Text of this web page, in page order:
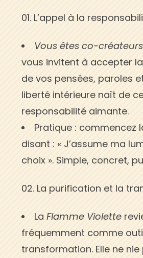
L’appel à la
Vous êtes co-créateurs
vous invitent à accepter
de vos pensées, paroles
liberté intérieure naît de
responsabilité aimante.
Pratique : commencez
disant : « J’assume ma
choix ». Simple, concret,
La purification et la
LaFlamme Violette
fréquemment comme
transformation. Elle ne